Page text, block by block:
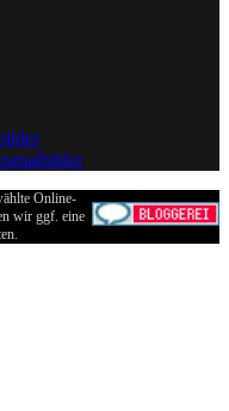
Online-
wir ggf. eine